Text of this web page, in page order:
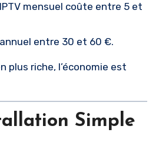
mensuel coûte entre 5 et
entre 30 et 60 €.
plus riche, l’économie est
Simple